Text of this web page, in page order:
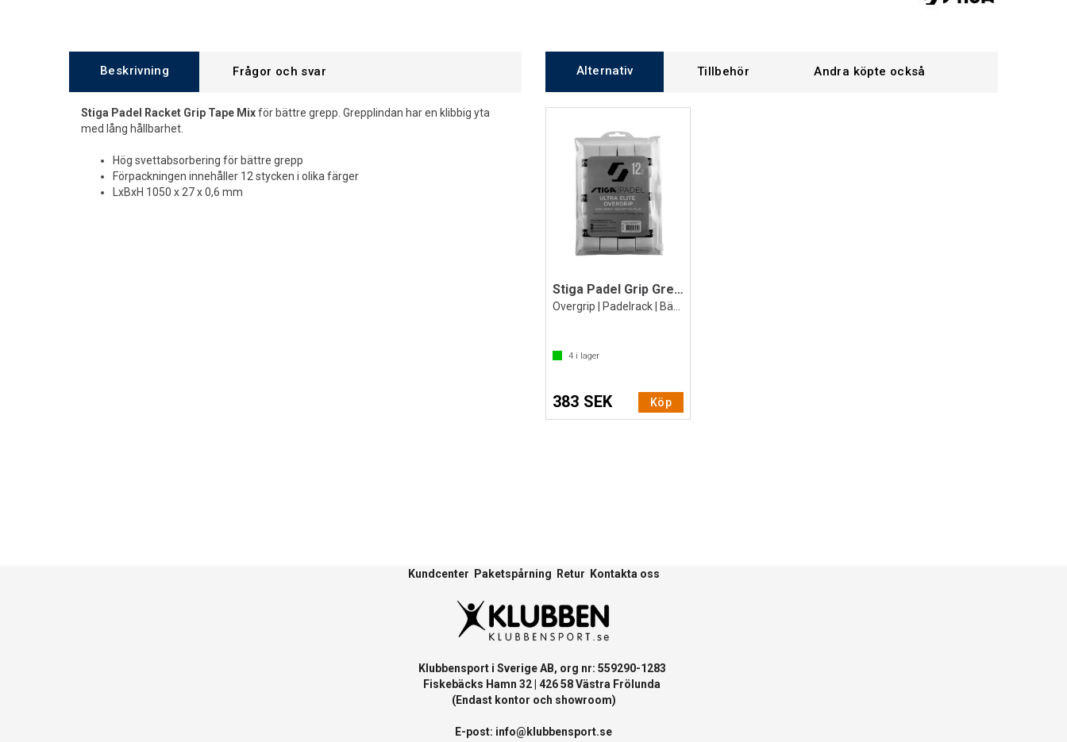
Beskrivning Frågor och svar
Stiga Padel Racket Grip Tape Mixför bättre grepp. Grepplindan har en klibbig yta
med lång hållbarhet.
Hög svettabsorbering för bättre grepp
Förpackningen innehåller 12 stycken i olika färger
LxBxH 1050 x 27 x 0,6 mm
Alternativ Tillbehör Andra köpte också
Stiga Padel Grip Grepplinda Vit 12 st
4 i lager
383 SEK Köp
Kundcenter Paketspårning Retur Kontakta oss
Klubbensport i Sverige AB, org nr: 559290-1283
Fiskebäcks Hamn 32 | 426 58 Västra Frölunda
(Endast kontor och showroom)
E-post: info@klubbensport.se